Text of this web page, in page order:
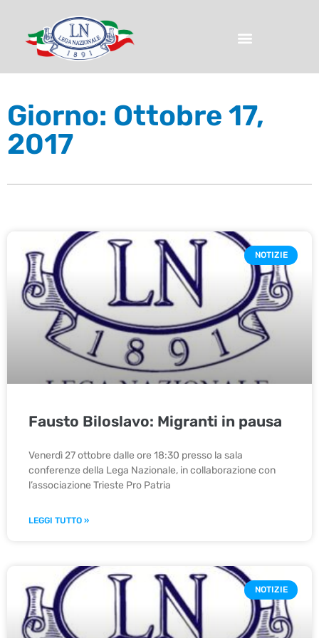
Giorno: Ottobre 17,
2017
NOTIZIE
Fausto Biloslavo: Migranti in pausa
Venerdì 27 ottobre dalle ore 18:30 presso la sala
conferenze della Lega Nazionale, in collaborazione con
l’associazione Trieste Pro Patria
LEGGI TUTTO »
NOTIZIE